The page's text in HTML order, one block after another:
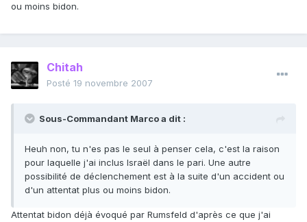
ou moins bidon.
Chitah
Posté 19 novembre 2007
Sous-Commandant Marco a dit :
Heuh non, tu n'es pas le seul à penser cela, c'est la raison
pour laquelle j'ai inclus Israël dans le pari. Une autre
possibilité de déclenchement est à la suite d'un accident ou
d'un attentat plus ou moins bidon.
Attentat bidon déjà évoqué par Rumsfeld d'après ce que j'ai